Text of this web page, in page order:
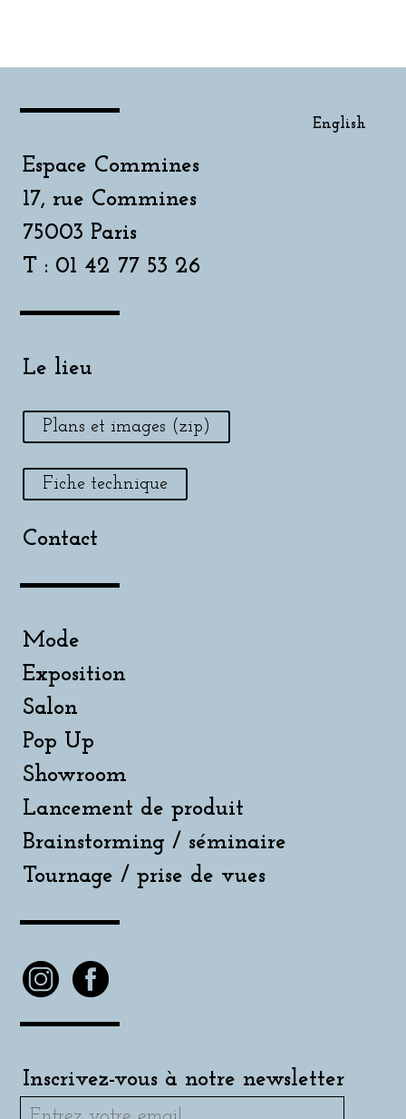
Espace Commines
17, rue Commines
75003 Paris
T : 01 42 77 53 26
Le lieu
Plans et images (zip)
Fiche technique
Contact
Mode
Exposition
Salon
Pop Up
Showroom
Lancement de produit
Brainstorming / séminaire
Tournage / prise de vues
Inscrivez-vous à notre newsletter
English